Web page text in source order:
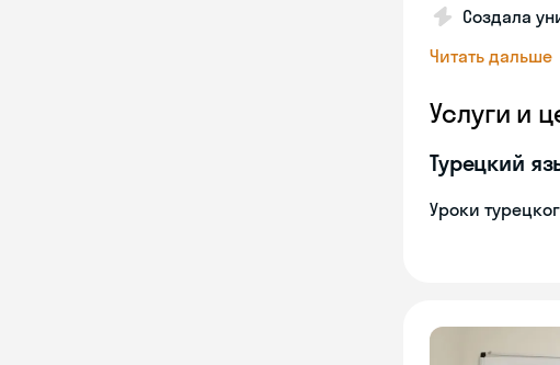
Создала
Читать дальше
Услуги и
Турецкий
Уроки